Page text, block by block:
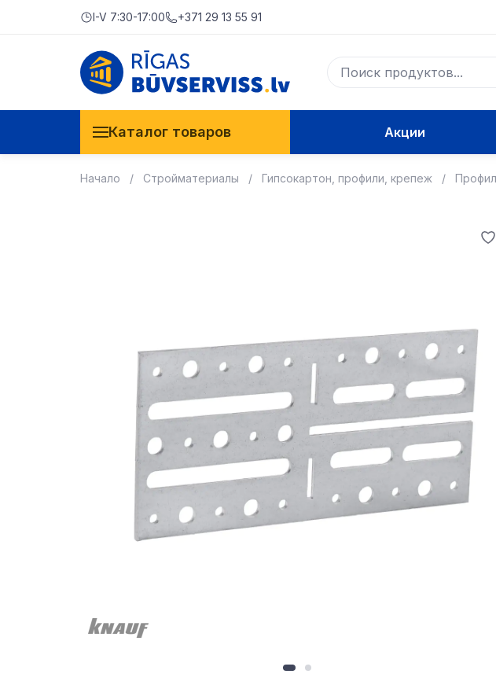
I-V 7:30-17:00 +371 29 13 55 91
Каталог товаров Акции
Начало Стройматериалы Гипсокартон, профили, крепеж